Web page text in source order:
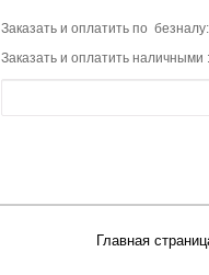
Заказать и оплатить по
Заказать и оплатить наличными
Главная